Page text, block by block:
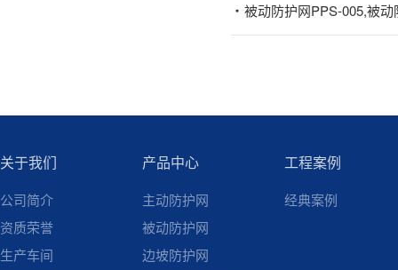
被动防护网PPS-005,被
关于我们
公司简介
资质荣誉
生产车间
产品中心
主动防护网
被动防护网
边坡防护网
工程案例
经典案例